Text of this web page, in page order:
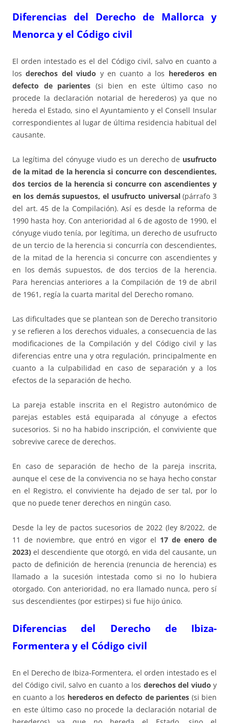
Diferencias del Derecho de Mallorca y
Menorca y el Código civil
El orden intestado es el del Código civil, salvo en cuanto a
losderechos del viudo y en cuanto a los herederos en
defecto de parientes (si bien en este último caso no
procede la declaración notarial de herederos) ya que no
hereda el Estado, sino el Ayuntamiento y el Consell Insular
correspondientes al lugar de última residencia habitual del
causante.
La legítima del cónyuge viudo es un derecho de usufructo
de la mitad de la herencia si concurre con descendientes,
dos tercios de la herencia si concurre con ascendientes y
en los demás supuestos, el usufructo universal(párrafo 3
del art. 45 de la Compilación). Así es desde la reforma de
1990 hasta hoy. Con anterioridad al 6 de agosto de 1990, el
cónyuge viudo tenía, por legítima, un derecho de usufructo
de un tercio de la herencia si concurría con descendientes,
de la mitad de la herencia si concurre con ascendientes y
en los demás supuestos, de dos tercios de la herencia.
Para herencias anteriores a la Compilación de 19 de abril
de 1961, regía la cuarta marital del Derecho romano.
Las dificultades que se plantean son de Derecho transitorio
y se refieren a los derechos viduales, a consecuencia de las
modificaciones de la Compilación y del Código civil y las
diferencias entre una y otra regulación, principalmente en
cuanto a la culpabilidad en caso de separación y a los
efectos de la separación de hecho.
La pareja estable inscrita en el Registro autonómico de
parejas estables está equiparada al cónyuge a efectos
sucesorios. Si no ha habido inscripción, el conviviente que
sobrevive carece de derechos.
En caso de separación de hecho de la pareja inscrita,
aunque el cese de la convivencia no se haya hecho constar
en el Registro, el conviviente ha dejado de ser tal, por lo
que no puede tener derechos en ningún caso.
Desde la ley de pactos sucesorios de 2022 (ley 8/2022, de
11 de noviembre, que entró en vigor el 17 de enero de
2023) el descendiente que otorgó, en vida del causante, un
pacto de definición de herencia (renuncia de herencia) es
llamado a la sucesión intestada como si no lo hubiera
otorgado. Con anterioridad, no era llamado nunca, pero sí
sus descendientes (por estirpes) si fue hijo único.
Diferencias del Derecho de Ibiza-
Formentera y el Código civil
En el Derecho de Ibiza-Formentera, el orden intestado es el
del Código civil, salvo en cuanto a los derechos del viudo y
en cuanto a los herederos en defecto de parientes (si bien
en este último caso no procede la declaración notarial de